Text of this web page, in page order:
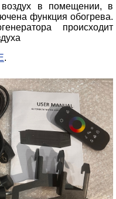
в помещении, в
функция обогрева.
происходит
.